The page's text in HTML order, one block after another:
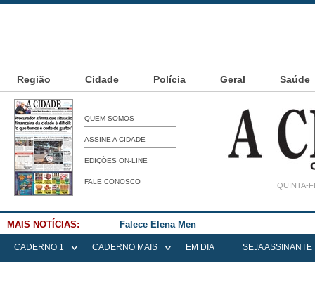
Região Cidade Polícia Geral Saúde
QUEM SOMOS
ASSINE A CIDADE
EDIÇÕES ON-LINE
FALE CONOSCO QUINTA-
MAIS NOTÍCIAS: Falece Elena Menoia Cesarin
CADERNO 1 CADERNO MAIS EM DIA SEJA ASSINANTE